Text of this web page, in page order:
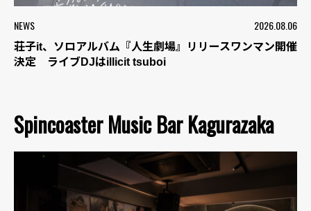
NEWS 2026.08.06
荘子it、ソロアルバム『人生劇場』リリースワンマン開催
決定 ライブDJはillicit tsuboi
Spincoaster Music Bar Kagurazaka